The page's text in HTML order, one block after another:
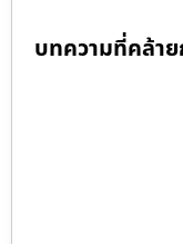
บทความที่คล้า